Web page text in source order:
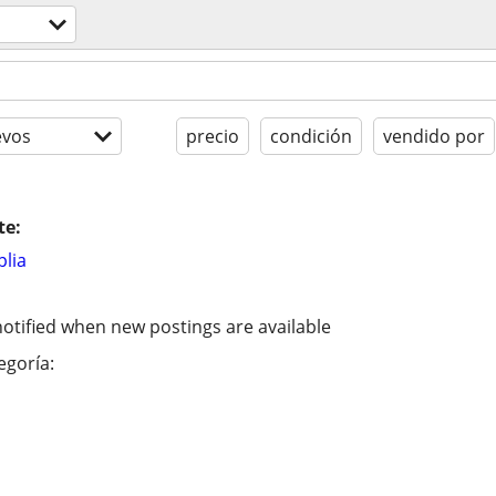
precio condición vendido por
when new postings are available